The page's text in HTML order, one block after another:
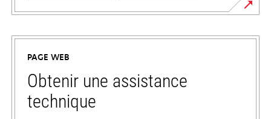
PAGE WEB
Obtenir une assistance
technique